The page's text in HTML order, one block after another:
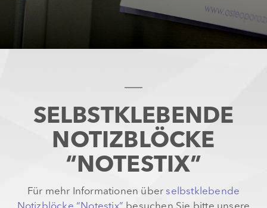
SELBSTKLEBENDE
NOTIZBLÖCKE
“NOTESTIX”
Für mehr Informationen über selbstklebende